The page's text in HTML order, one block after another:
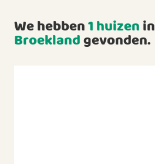
We hebben1 huizenin
Broeklandgevonden.